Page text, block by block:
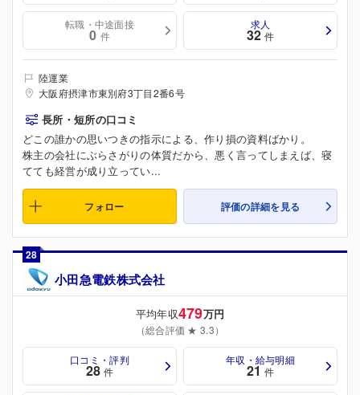
転職・中途面接
0 件
求人
32 件
陸運業
大阪府摂津市東別府3丁目2番6号
長所・短所の口コミ
どこの誰かの思いつきの指示による、作り損の資料ばかり。
株主の会社にぶらさがりの体質だから、悪く言ってしまえば、寝
てても経営が成り立ってい...
フォロー 評価の詳細を見る
28
小田急電鉄株式会社
平均年収479万円
（総合評価 ★ 3.3）
口コミ・評判
28 件
年収・給与明細
21 件